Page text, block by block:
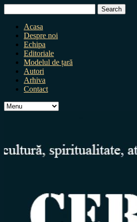
for:
Acasa
Despre noi
Echipa
Editoriale
Modelul de țară
Autori
Arhiva
Contact